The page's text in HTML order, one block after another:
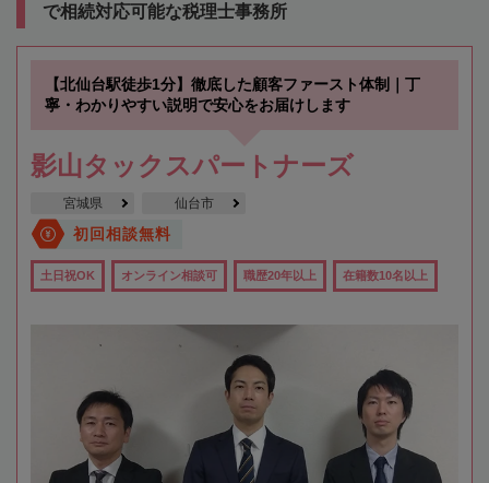
で相続対応可能な税理士事務所
【北仙台駅徒歩1分】徹底した顧客ファースト体制｜丁
寧・わかりやすい説明で安心をお届けします
影山タックスパートナーズ
宮城県 仙台市
初回相談無料
土日祝OK オンライン相談可 職歴20年以上 在籍数10名以上